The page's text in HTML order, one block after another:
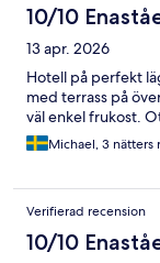
10/10
13 apr. 2026
Hotell på perfekt
med terrass på
väl enkel frukost.
Michael, 3 nätters
Verifierad recension
10/10